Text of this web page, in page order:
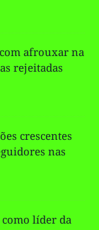
afrouxar na
rejeitadas
crescentes
nas
como líder da